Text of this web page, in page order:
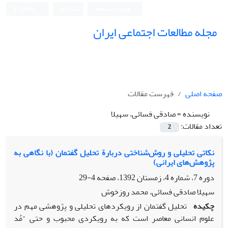
مجله مطالعات اجتماعی ایران
صفحه اصلی
فهرست مقالات
نویسنده =صادقی فسائی، سهیلا
تعداد مقالات:
2
نکاتی تحلیلی و روش‌شناختی دربارة تحلیل گفتمان (با نگاهی به
پژوهش‌های ایرانی)
دوره 7، شماره 4، زمستان 1392، صفحه
4-29
سهیلا صادقی فسائی، محمد روزخوش
چکیده تحلیل گفتمان از رویکردهای تحلیلی و پژوهشی مهم در
علوم انسانی معاصر است که به رویکردی محبوب و حتی "مُد